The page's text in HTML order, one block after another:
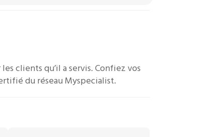
clients qu’il a servis.Confiez vos
du réseau Myspecialist.